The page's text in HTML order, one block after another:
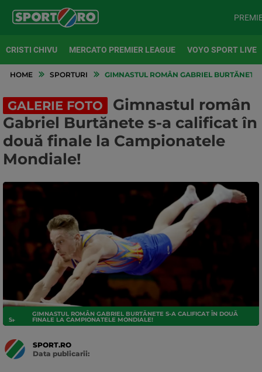
CRISTI CHIVU MERCATO PREMIER LEAGUE VOYO SPORT LIVE
HOME SPORTURI GIMNASTUL ROMÂN GABRIEL
GALERIE FOTO
Gimnastul român
Gabriel Burtănete s-a calificat în
două finale la Campionatele
Mondiale!
SPORTURI
GIMNASTUL ROMÂN GABRIEL BURTĂNETE S-A CALIFICAT ÎN DOUĂ
FINALE LA CAMPIONATELE MONDIALE!
SPORT.RO
Data publicarii: